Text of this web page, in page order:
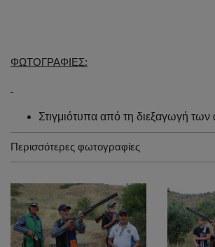
ΦΩΤΟΓΡΑΦΙΕΣ:
Στιγμιότυπα από τη διεξαγωγή
Περισσότερες φωτογραφίες